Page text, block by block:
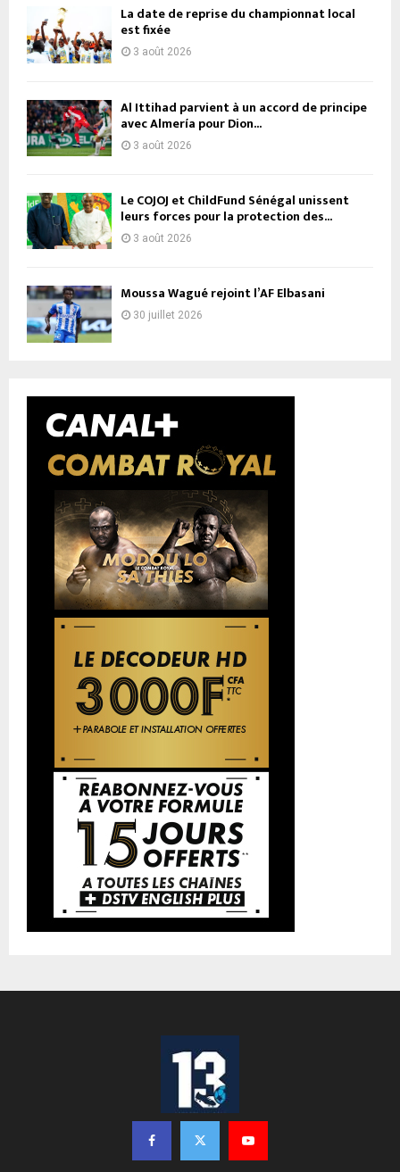
La date de reprise du championnat local
est fixée
3 août 2026
Al Ittihad parvient à un accord de principe
avec Almería pour Dion...
3 août 2026
Le COJOJ et ChildFund Sénégal unissent
leurs forces pour la protection des...
3 août 2026
Moussa Wagué rejoint l’AF Elbasani
30 juillet 2026